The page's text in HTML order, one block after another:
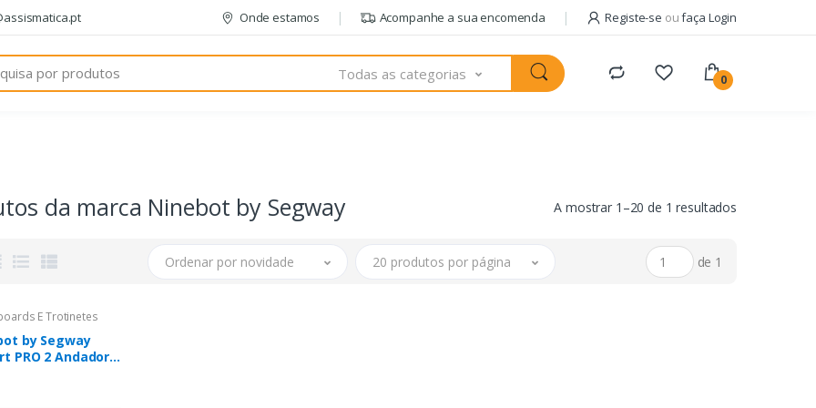
Onde estamos Acompanhe a sua encomenda Registe-se oufaça Login
Todas as categorias 0
da marca Ninebot by Segway A mostrar 1–20 de 1 resultados
Ordenar por novidade 20 produtos por página de 1
E Trotinetes
by Segway
PRO 2 Andador